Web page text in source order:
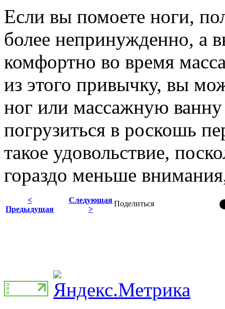
Если вы помоете ноги,
более непринужденно, а
комфортно во время
из этого привычку, вы
ног или массажную
погрузиться в роскошь
такое удовольствие,
гораздо меньше
Поделиться
<
Предыдущая
Следующая
>